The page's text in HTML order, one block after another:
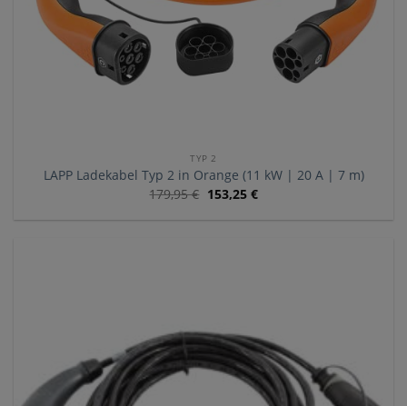
TYP 2
LAPP Ladekabel Typ 2 in Orange (11 kW | 20 A | 7 m)
179,95€ 153,25 €